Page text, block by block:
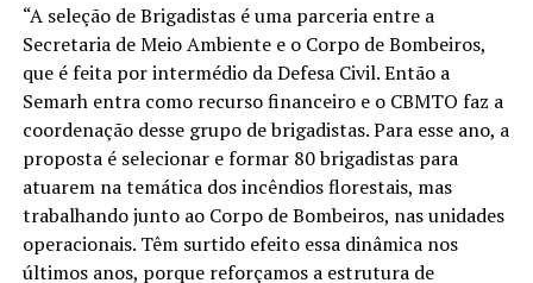
“A seleção de Brigadistas é uma parceria entre a
Secretaria de Meio Ambiente e o Corpo de Bombeiros,
que é feita por intermédio da Defesa Civil. Então a
Semarh entra como recurso financeiro e o CBMTO faz a
coordenação desse grupo de brigadistas. Para esse ano, a
proposta é selecionar e formar 80 brigadistas para
atuarem na temática dos incêndios florestais, mas
trabalhando junto ao Corpo de Bombeiros, nas unidades
operacionais. Têm surtido efeito essa dinâmica nos
últimos anos, porque reforçamos a estrutura de